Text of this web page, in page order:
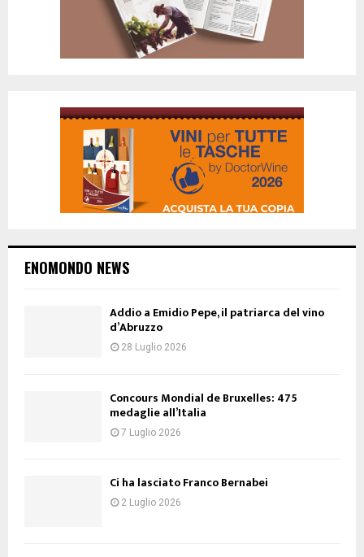
ENOMONDO NEWS
Addio a Emidio Pepe, il patriarca del vino
d’Abruzzo
28 Luglio 2026
Concours Mondial de Bruxelles: 475
medaglie all’Italia
7 Luglio 2026
Ci ha lasciato Franco Bernabei
2 Luglio 2026